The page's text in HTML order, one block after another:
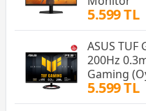
5.599 TL
ASUS TUF
200Hz
Gaming
5.599 TL